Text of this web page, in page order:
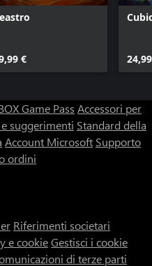
€
Game Pass Accessori per
suggerimenti Standard della
Account Microsoft Supporto
ordini
Riferimenti societari
e cookieGestisci i cookie
di terze parti